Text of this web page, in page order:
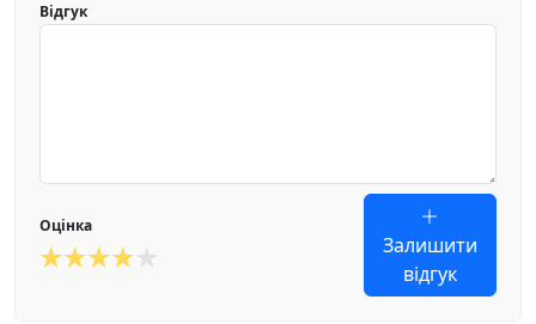
Відгук
Оцінка
Залишити
відгук